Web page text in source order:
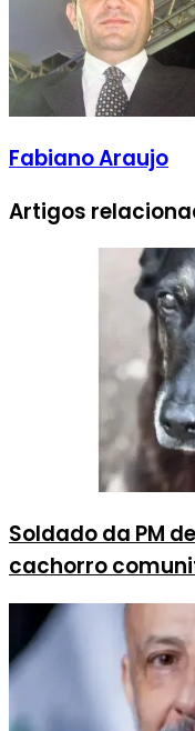
Fabiano Araujo
Artigos
Soldado da PM
cachorro